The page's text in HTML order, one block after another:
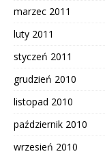
marzec 2011
luty 2011
styczeń 2011
grudzień 2010
listopad 2010
październik 2010
wrzesień 2010